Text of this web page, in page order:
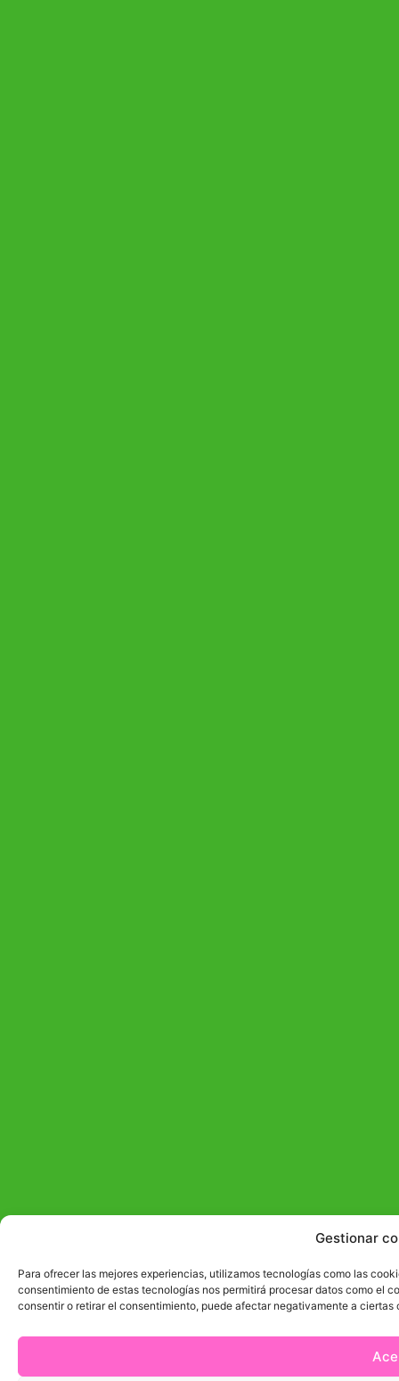
Gestionar
Para ofrecer las mejores experiencias, utilizamos tecnologías como las
consentimiento de estas tecnologías nos permitirá procesar datos como el
consentir o retirar el consentimiento, puede afectar negativamente a